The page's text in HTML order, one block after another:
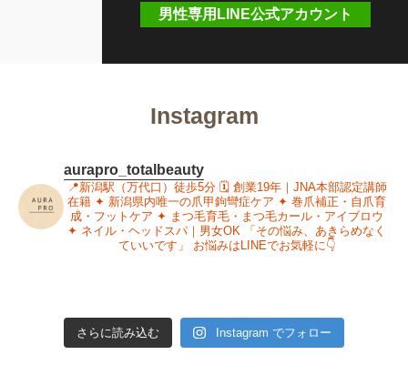
男性専用LINE公式アカウント
Instagram
aurapro_totalbeauty
📍新潟駅（万代口）徒歩5分🗓 創業19年｜JNA本部認定講師
在籍 ✦ 新潟県内唯一の爪甲鉤彎症ケア ✦ 巻爪補正・自爪育
成・フットケア ✦ まつ毛育毛・まつ毛カール・アイブロウ
✦ ネイル・ヘッドスパ｜男女OK 「その悩み、あきらめなく
ていいです」
お悩みはLINEでお気軽に👇
さらに読み込む Instagram でフォロー